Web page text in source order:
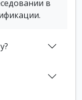
в